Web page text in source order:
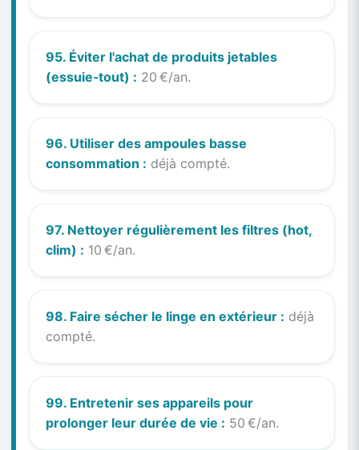
95. Éviter l'achat de produits jetables
(essuie‑tout) : 20 €/an.
96. Utiliser des ampoules basse
consommation : déjà compté.
97. Nettoyer régulièrement les filtres (hot,
clim) : 10 €/an.
98. Faire sécher le linge en extérieur : déjà
compté.
99. Entretenir ses appareils pour
prolonger leur durée de vie : 50 €/an.